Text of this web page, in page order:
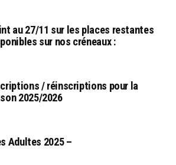
au 27/11 sur les places restantes
sur nos créneaux :
/ réinscriptions pour la
2025/2026
Adultes 2025 –